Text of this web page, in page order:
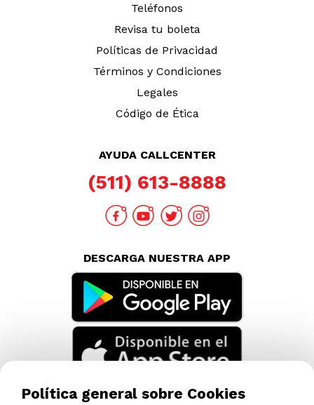
Teléfonos
Revisa tu boleta
Políticas de Privacidad
Términos y Condiciones
Legales
Código de Ética
AYUDA CALLCENTER
(511) 613-8888
DESCARGA NUESTRA APP
Política general sobre Cookies